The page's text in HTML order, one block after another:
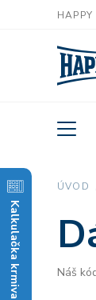
Kalkulačka krmiva
HAPPY
ÚVOD
Náš